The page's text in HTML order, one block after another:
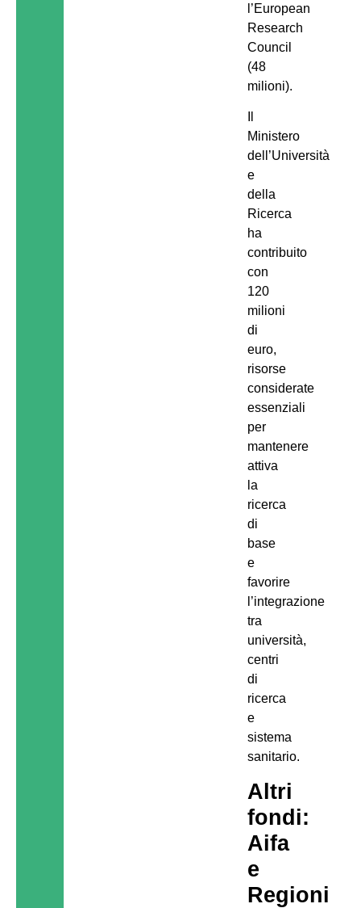
l’European
Research
Council
(48
milioni).
Ministero
dell’Università
e
della
Ricerca
ha
contribuito
con
120
milioni
di
euro,
risorse
considerate
essenziali
per
mantenere
attiva
la
ricerca
di
base
e
favorire
l’integrazione
tra
università,
centri
di
ricerca
e
sistema
sanitario.
Altri
fondi:
Aifa
e
Regioni